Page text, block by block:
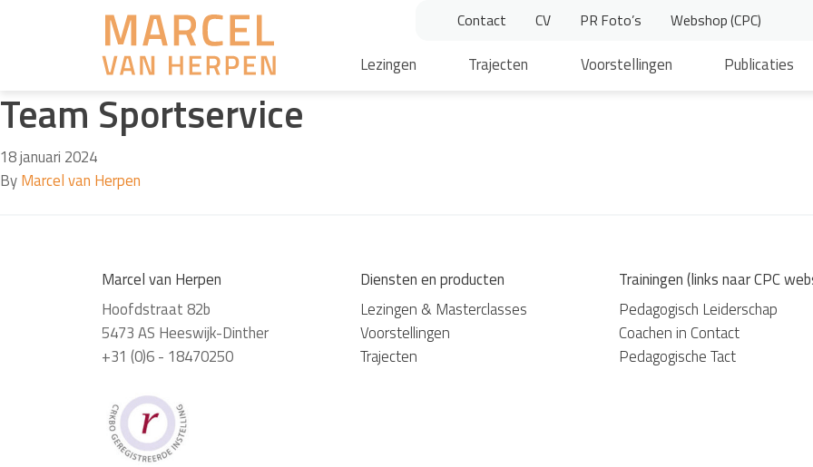
Contact CV PR Foto’s Webshop (CPC)
Lezingen Trajecten Voorstellingen Publicaties
Team Sportservice
18 januari 2024
ByMarcel van Herpen
Marcel van Herpen
Hoofdstraat 82b
5473 AS Heeswijk-Dinther
+31 (0)6 - 18470250
Diensten en producten
Lezingen & Masterclasses
Voorstellingen
Trajecten
Trainingen (links naar CPC
Pedagogisch Leiderschap
Coachen in Contact
Pedagogische Tact